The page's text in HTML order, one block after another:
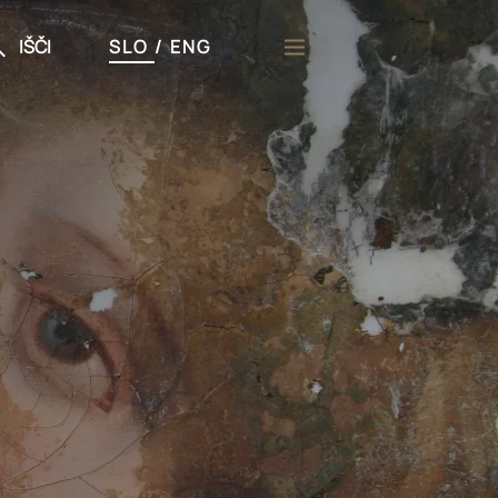
IŠČI
SLO / ENG